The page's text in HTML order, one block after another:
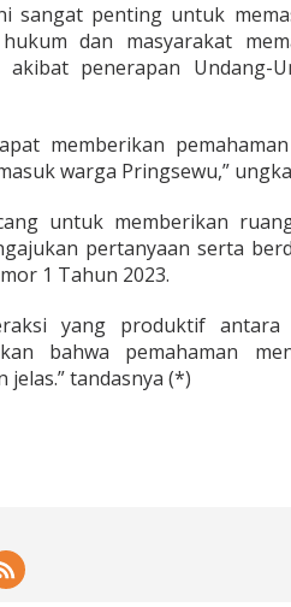
sangat penting untuk
dan masyarakat
penerapan Undang-
memberikan
warga Pringsewu,”
untuk memberikan
pertanyaan serta
1 Tahun 2023.
yang produktif antara
bahwa pemahaman
tandasnya (*)